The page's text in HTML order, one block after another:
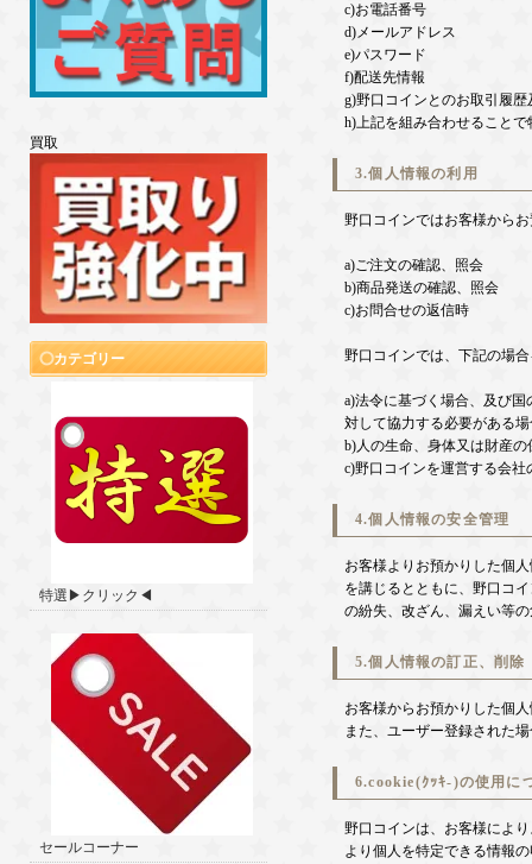
買取
カテゴリー
特選▶クリック◀
セールコーナー
c)お電話番号
d)メールアドレス
e)パスワード
f)配送先情報
g)野口コインとのお取引履歴
h)上記を組み合わせること
3.個人情報の利用
野口コインではお客様から
a)ご注文の確認、照会
b)商品発送の確認、照会
c)お問合せの返信時
野口コインでは、下記の場
a)法令に基づく場合、及び
対して協力する必要がある
b)人の生命、身体又は財産
c)野口コインを運営する会
4.個人情報の安全管理
お客様よりお預かりした個
を講じるとともに、野口コ
の紛失、改ざん、漏えい等
5.個人情報の訂正、削除
お客様からお預かりした個
また、ユーザー登録された
6.cookie(ｸｯｷ-)の使用に
野口コインは、お客様によ
より個人を特定できる情報